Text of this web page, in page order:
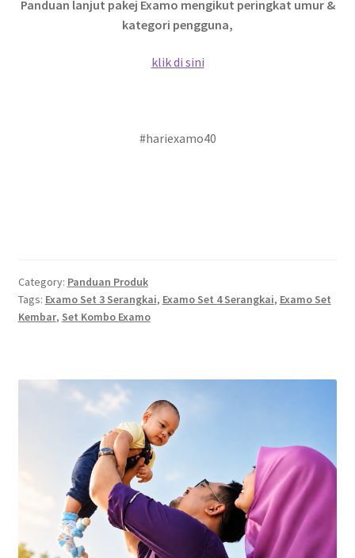
Panduan lanjut pakej Examo mengikut peringkat umur &
kategori pengguna,
klik di sini
#hariexamo40
Category: Panduan Produk
Tags: Examo Set 3 Serangkai, Examo Set 4 Serangkai, Examo Set
Kembar, Set Kombo Examo